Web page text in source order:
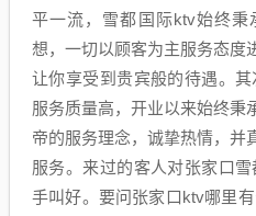
平一流，雪都国际ktv始终秉
想，一切以顾客为主服务态度
让你享受到贵宾般的待遇。
服务质量高，开业以来始终秉
帝的服务理念，诚挚热情，并
服务。来过的客人对张家口
手叫好。要问张家口ktv哪里